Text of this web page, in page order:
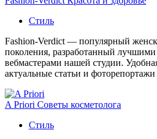
Стиль
Fashion-Verdict — популярный
поколения, разработанный
вебмастерами нашей студии.
актуальные статьи и
A Priori Советы косметолога
Стиль